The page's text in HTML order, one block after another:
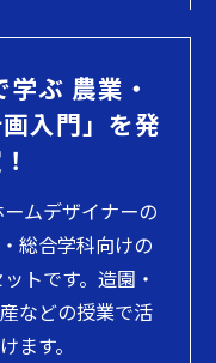
学ぶ 農業・
入門」を発
ムデザイナーの
総合学科向けの
トです。造園・
などの授業で活
ます。